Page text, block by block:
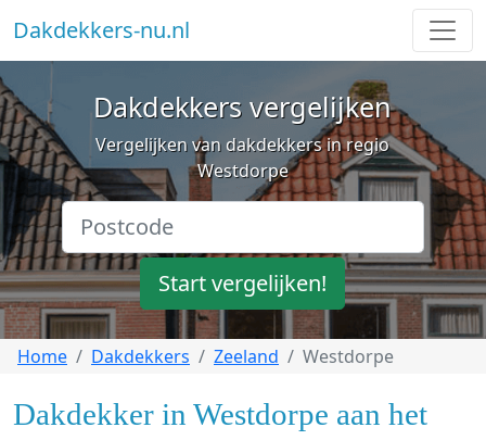
Dakdekkers-nu.nl
Dakdekkers vergelijken
Vergelijken van dakdekkers in regio
Westdorpe
Start vergelijken!
Home Dakdekkers Zeeland Westdorpe
Dakdekker in Westdorpe aan het